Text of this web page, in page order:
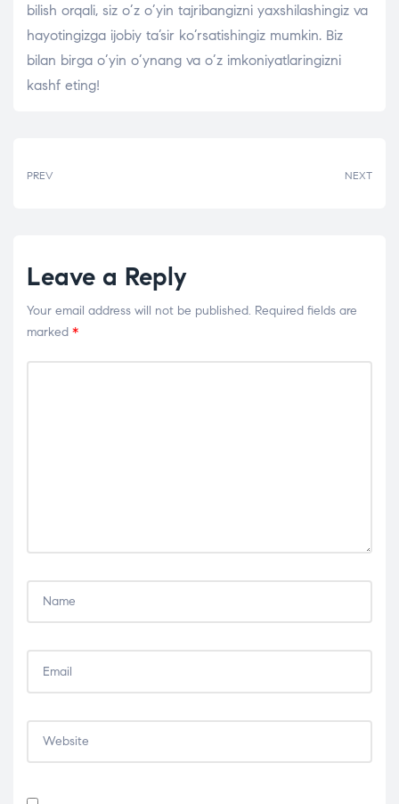
bilish orqali, siz o’z o’yin tajribangizni yaxshilashingiz va
hayotingizga ijobiy ta’sir ko’rsatishingiz mumkin. Biz
bilan birga o’yin o’ynang va o’z imkoniyatlaringizni
kashf eting!
PREV NEXT
Leave a Reply
Your email address will not be published. Required fields are
marked *